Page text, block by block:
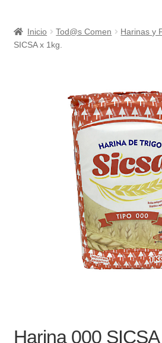
Fondo AC
Preguntas Frecuentes
Receso de verano
Retirando en Roca Negra
Sugerencias y consultas
Inicio Tod@s Comen Harinas y
SICSA x 1kg.
Harina 000